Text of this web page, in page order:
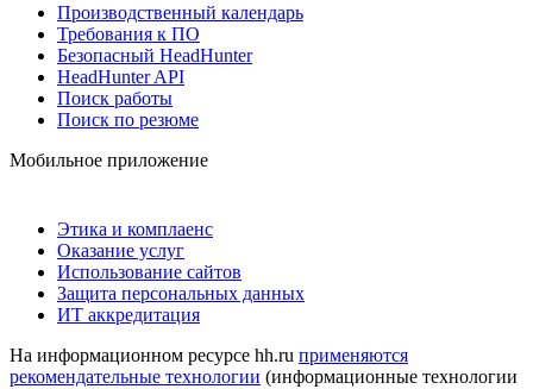
Производственный календарь
Требования к ПО
Безопасный HeadHunter
HeadHunter API
Поиск работы
Поиск по резюме
Мобильное приложение
Этика и комплаенс
Оказание услуг
Использование сайтов
Защита персональных данных
ИТ аккредитация
На информационном ресурсе hh.ru применяются
рекомендательные технологии (информационные технологии